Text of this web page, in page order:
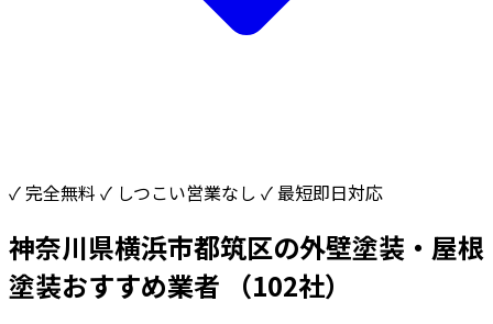
✓ 完全無料 ✓ しつこい営業なし ✓ 最短即日対応
神奈川県横浜市都筑区の外壁塗装・屋根
塗装おすすめ業者
（102社）